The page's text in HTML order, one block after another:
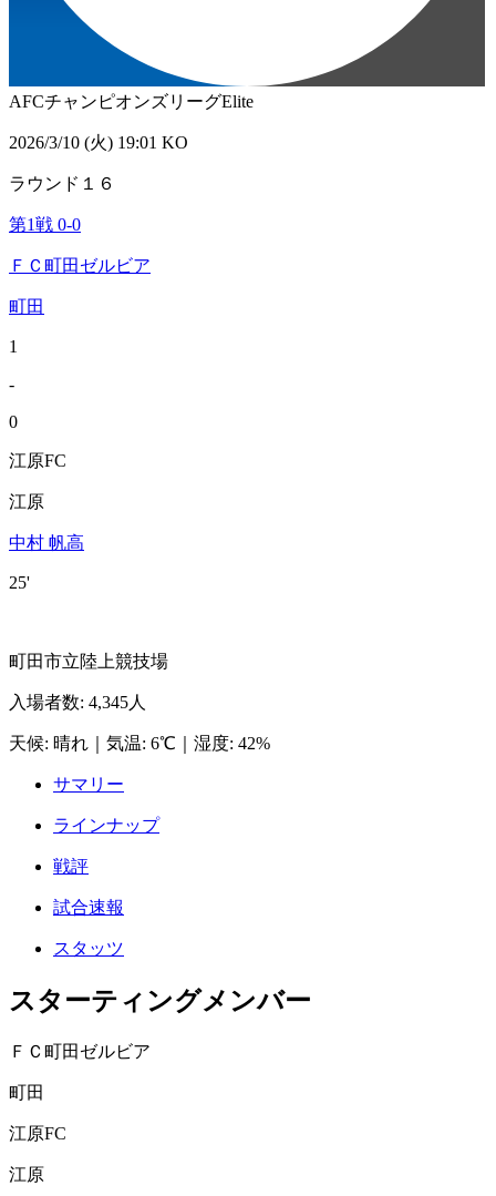
AFCチャンピオンズリーグElite
2026/3/10 (火) 19:01 KO
ラウンド１６
第1戦 0-0
ＦＣ町田ゼルビア
町田
1
-
0
江原FC
江原
中村 帆高
25'
町田市立陸上競技場
入場者数: 4,345人
天候: 晴れ 気温: 6℃ 湿度: 42%
サマリー
ラインナップ
戦評
試合速報
スタッツ
スターティングメンバー
ＦＣ町田ゼルビア
町田
江原FC
江原